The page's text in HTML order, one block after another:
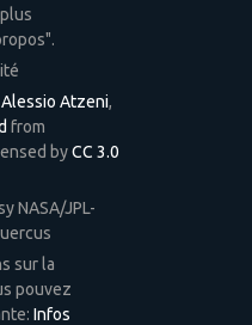
Alessio Atzeni,
from
byCC 3.0
NASA/JPL-
sur la
pouvez
Infos